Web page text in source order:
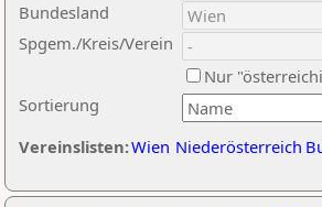
Sortierung
Bundesland
Spgem./Kreis/Verein
Nur
Vereinslisten:Wien Niederösterreich